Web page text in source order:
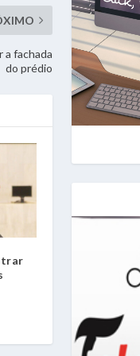
a fachada
do prédio